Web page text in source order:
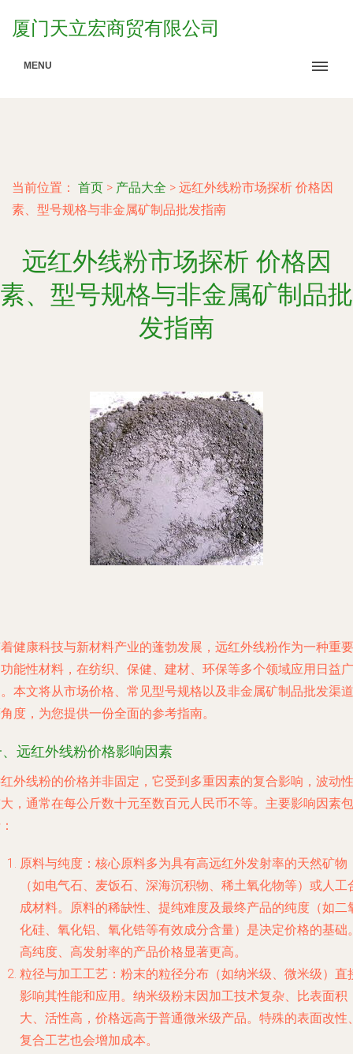
厦门天立宏商贸有限公司
MENU
当前位置： 首页 > 产品大全 > 远红外线粉市场探析 价格因
素、型号规格与非金属矿制品批发指南
远红外线粉市场探析 价格因
素、型号规格与非金属矿制品批
发指南
健康科技与新材料产业的蓬勃发展，远红外线粉作为一种重要
能性材料，在纺织、保健、建材、环保等多个领域应用日益广
本文将从市场价格、常见型号规格以及非金属矿制品批发渠道
度，为您提供一份全面的参考指南。
远红外线粉价格影响因素
外线粉的价格并非固定，它受到多重因素的复合影响，波动性
，通常在每公斤数十元至数百元人民币不等。主要影响因素包
原料与纯度 ：核心原料多为具有高远红外发射率的天然矿物
（如电气石、麦饭石、深海沉积物、稀土氧化物等）或人工
成材料。原料的稀缺性、提纯难度及最终产品的纯度（如二
化硅、氧化铝、氧化锆等有效成分含量）是决定价格的基础
高纯度、高发射率的产品价格显著更高。
粒径与加工工艺 ：粉末的粒径分布（如纳米级、微米级）直
影响其性能和应用。纳米级粉末因加工技术复杂、比表面积
大、活性高，价格远高于普通微米级产品。特殊的表面改性
复合工艺也会增加成本。